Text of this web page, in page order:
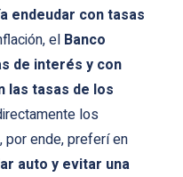
endeudar con tasas
el Banco
de interés y con
las tasas de los
los
ende, preferí en
auto y evitar una